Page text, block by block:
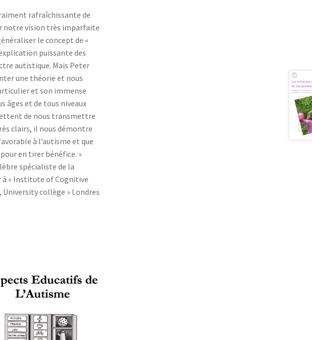
rafraîchissante de
notre vision très imparfaite
le concept de «
puissante des
autistique. Mais Peter
une théorie et nous
et son immense
âges et de tous niveaux
de nous transmettre
clairs, il nous démontre
à l’autisme et que
en tirer bénéfice. »
spécialiste de la
« Institute of Cognitive
collège » Londres